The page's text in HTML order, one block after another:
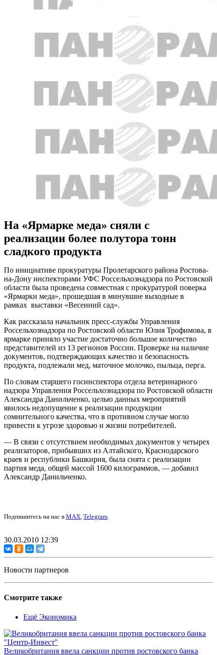
На «Ярмарке меда» сняли с
реализации более полутора тонн
сладкого продукта
По инициативе прокуратуры Пролетарского района Ростова-
на-Дону инспекторами УФС Россельхознадзора по Ростовской
области была проведена совместная с прокуратурой поверка
«Ярмарки меда», прошедшая в минувшие выходные в
рамках выставки «Весенний сад».
Как рассказала начальник пресс-службы Управления
Россельхознадзора по Ростовской области Юлия Трофимова, в
ярмарке приняло участие достаточно большое количество
представителей из 13 регионов России. Проверке на наличие
документов, подтверждающих качество и безопасность
продукта, подлежали мед, маточное молочко, пыльца, перга.
По словам старшего госинспектора отдела ветеринарного
надзора Управления Россельхознадзора по Ростовской области
Александра Данильченко, целью данных мероприятий
явилось недопущение к реализации продукции
сомнительного качества, что в противном случае могло
привести к угрозе здоровью и жизни потребителей.
— В связи с отсутствием необходимых документов у четырех
реализаторов, прибывших из Алтайского, Краснодарского
краев и республики Башкирия, была снята с реализации
партия меда, общей массой 1600 килограммов, — добавил
Александр Данильченко.
Подпишитесь на нас в MAX, Telegram.
30.03.2010 12:39
Новости партнеров
Смотрите также
Ещё Экономика
Великобритания ввела санкции против ростовского банка